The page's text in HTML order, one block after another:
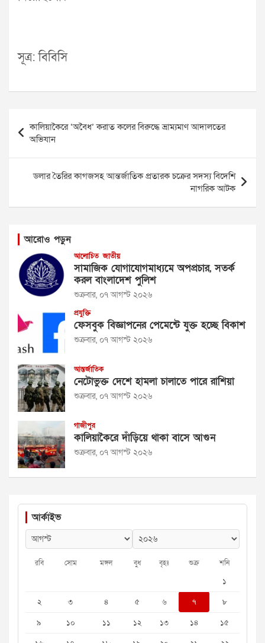
সূত্র: বিবিসি
navigation
কালিয়াকৈরে ‘অবৈধ’ করাত কলের বিরুদ্ধে ভ্রাম্যমাণ আদালতের
অভিযান
ডলার তৈরির কাগজসহ আন্তর্জাতিক প্রতারক চক্রের সদস্য বিদেশি
নাগরিক আটক
আরোও পড়ুন
আলোচিত জাতীয়
সামাজিক যোগাযোগমাধ্যমে অপপ্রচার, সতর্ক
করল বাংলাদেশ পুলিশ
শুক্রবার, ০৭ আগস্ট ২০২৬
প্রযুক্তি
ফেসবুক বিজ্ঞাপনের পেমেন্টে যুক্ত হচ্ছে বিকাশ
শুক্রবার, ০৭ আগস্ট ২০২৬
আন্তর্জাতিক
নেটোভুক্ত দেশে হামলা চালাতে পারে রাশিয়া
শুক্রবার, ০৭ আগস্ট ২০২৬
গাজীপুর
কালিয়াকৈরে দাঁড়িয়ে থাকা বাসে আগুন
শুক্রবার, ০৭ আগস্ট ২০২৬
আর্কাইভ
রবি সোম মঙ্গল বুধ বৃহঃ শুক্র শনি
১
২
৩ ৪ ৫ ৬ ৭
৮
৯
১০ ১১ ১২ ১৩ ১৪
১৫